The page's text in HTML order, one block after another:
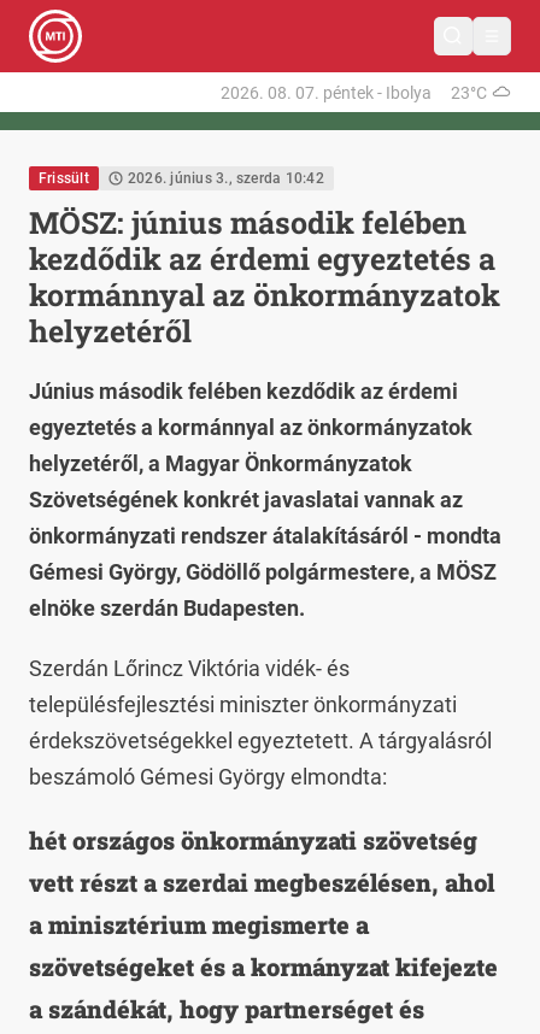
2026. 08. 07. péntek- Ibolya 23°C
Frissült 2026. június 3., szerda 10:42
MÖSZ: június második felében
kezdődik az érdemi egyeztetés a
kormánnyal az önkormányzatok
helyzetéről
Június második felében kezdődik az érdemi
egyeztetés a kormánnyal az önkormányzatok
helyzetéről, a Magyar Önkormányzatok
Szövetségének konkrét javaslatai vannak az
önkormányzati rendszer átalakításáról - mondta
Gémesi György, Gödöllő polgármestere, a MÖSZ
elnöke szerdán Budapesten.
Szerdán Lőrincz Viktória vidék- és
településfejlesztési miniszter önkormányzati
érdekszövetségekkel egyeztetett. A tárgyalásról
beszámoló Gémesi György elmondta:
hét országos önkormányzati szövetség
vett részt a szerdai megbeszélésen, ahol
a minisztérium megismerte a
szövetségeket és a kormányzat kifejezte
a szándékát, hogy partnerséget és